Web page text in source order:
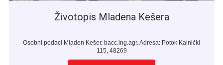
Životopis Mladena Kešera
Osobni podaci Mladen Kešer, bacc.ing.agr. Adresa: Potok Kalnički
115, 48269